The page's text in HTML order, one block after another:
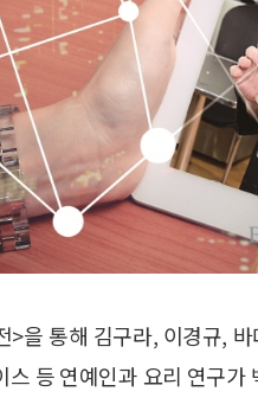
>을 통해 김구라, 이경규,
스 등 연예인과 요리 연구